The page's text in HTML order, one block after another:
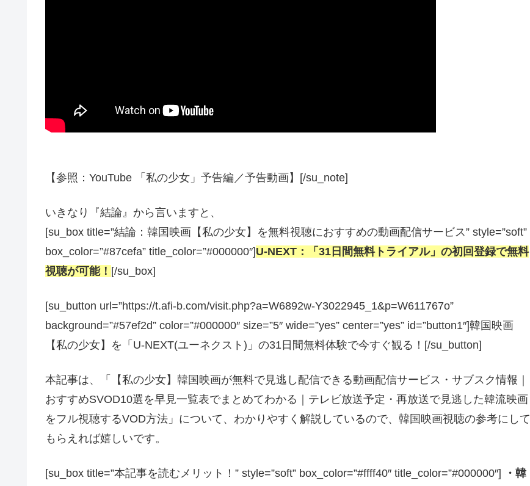
【参照：YouTube 「私の少女」予告編／予告動画】[/su_note]
いきなり『結論』から言いますと、
[su_box title=”結論：韓国映画【私の少女】を無料視聴におすすめの動画配信サービス” style=”soft”
box_color=”#87cefa” title_color=”#000000″]U-NEXT：「31日間無料トライアル」の初回登録で無料
視聴が可能！ [/su_box]
[su_button url=”https://t.afi-b.com/visit.php?a=W6892w-Y3022945_1&p=W611767o”
background=”#57ef2d” color=”#000000″ size=”5″ wide=”yes” center=”yes” id=”button1″]韓国映画
【私の少女】を「U-NEXT(ユーネクスト)」の31日間無料体験で今すぐ観る！[/su_button]
本記事は、「【私の少女】韓国映画が無料で見逃し配信できる動画配信サービス・サブスク情報｜
おすすめSVOD10選を早見一覧表でまとめてわかる｜テレビ放送予定・再放送で見逃した韓流映画
をフル視聴するVOD方法」について、わかりやすく解説しているので、韓国映画視聴の参考にして
もらえれば嬉しいです。
[su_box title=”本記事を読むメリット！” style=”soft” box_color=”#ffff40″ title_color=”#000000″]
・韓